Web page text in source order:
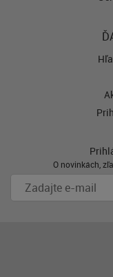
O novinkách,